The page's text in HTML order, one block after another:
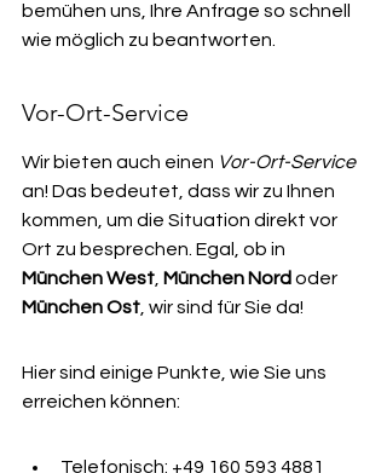
bemühen uns, Ihre Anfrage so schnell
wie möglich zu beantworten.
Vor-Ort-Service
Wir bieten auch einen Vor-Ort-Service
an! Das bedeutet, dass wir zu Ihnen
kommen, um die Situation direkt vor
Ort zu besprechen. Egal, ob in
München West München Nord oder
München Ost , wir sind für Sie da!
Hier sind einige Punkte, wie Sie uns
erreichen können:
Telefonisch: +49 160 593 4881